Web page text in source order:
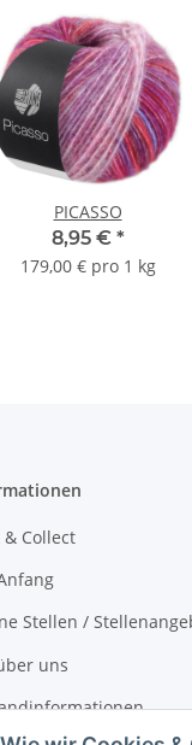
PICASSO
8,95 € *
179,00 € pro 1 kg
& Collect
Stellen /
uns